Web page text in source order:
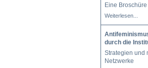
Eine
Weiterlesen...
durch die
Strategien und
Netzwerke